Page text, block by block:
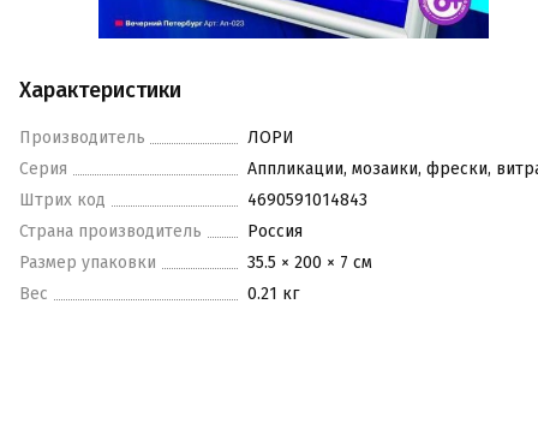
Характеристики
Производитель
ЛОРИ
Серия
Аппликации, мозаики, фрески,
Штрих код
4690591014843
Страна производитель
Россия
Размер упаковки
35.5 × 200 × 7 см
Вес
0.21 кг